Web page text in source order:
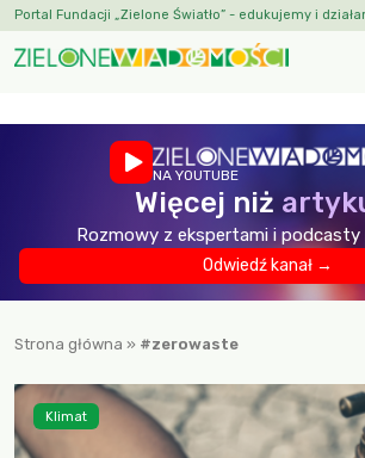
Portal Fundacji „Zielone Światło” - edukujemy i
NA YOUTUBE
Więcej niż
Rozmowy z ekspertami i podcasty
Odwiedź kanał →
Strona główna » #zerowaste
Klimat